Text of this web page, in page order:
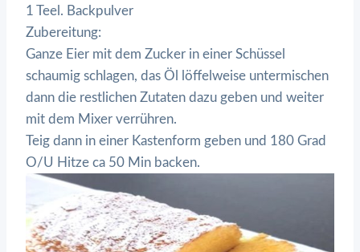
1 Teel. Backpulver
Zubereitung:
Ganze Eier mit dem Zucker in einer Schüssel
schaumig schlagen, das Öl löffelweise untermischen
dann die restlichen Zutaten dazu geben und weiter
mit dem Mixer verrühren.
Teig dann in einer Kastenform geben und 180 Grad
O/U Hitze ca 50 Min backen.